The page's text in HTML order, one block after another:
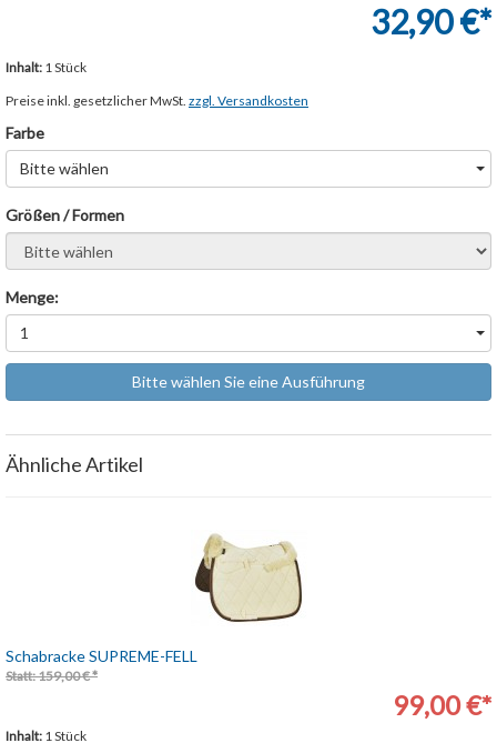
32,90 €*
Inhalt: 1 Stück
Preise inkl. gesetzlicher MwSt. zzgl. Versandkosten
Farbe
Bitte wählen
Größen / Formen
Bitte wählen
Menge:
1
Bitte wählen Sie eine Ausführung
Ähnliche Artikel
Schabracke SUPREME-FELL
Statt: 159,00 € *
99,00 €*
Inhalt: 1 Stück